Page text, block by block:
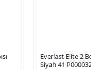
Everlast Elite 2
Siyah 41